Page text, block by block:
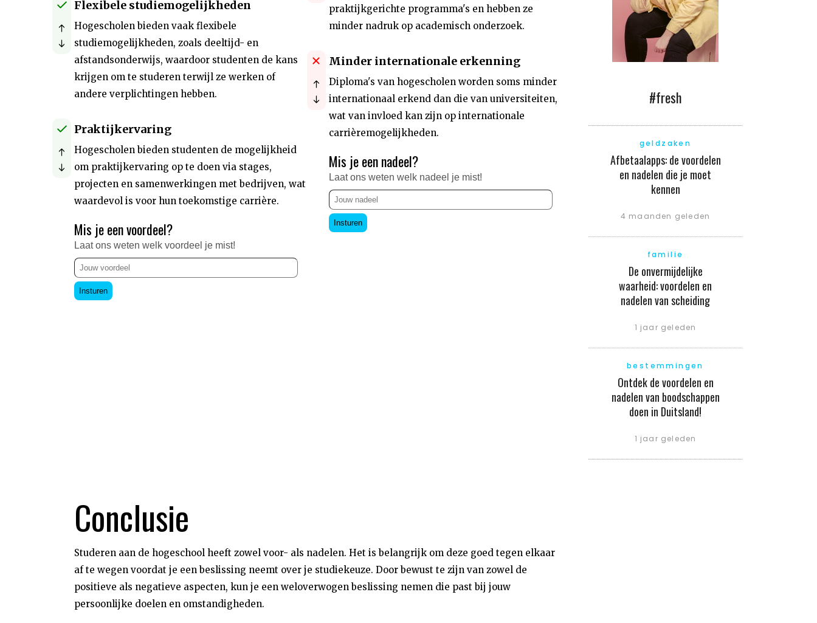
Flexibele studiemogelijkheden
Hogescholen bieden vaak flexibele
studiemogelijkheden, zoals deeltijd- en
afstandsonderwijs, waardoor studenten de kans
krijgen om te studeren terwijl ze werken of
andere verplichtingen hebben.
Praktijkervaring
Hogescholen bieden studenten de mogelijkheid
om praktijkervaring op te doen via stages,
projecten en samenwerkingen met bedrijven, wat
waardevol is voor hun toekomstige carrière.
Mis je een voordeel?
Laat ons weten welk voordeel je mist!
Insturen
praktijkgerichte programma's en hebben ze
minder nadruk op academisch onderzoek.
Minder internationale erkenning
Diploma's van hogescholen worden soms minder
internationaal erkend dan die van universiteiten,
wat van invloed kan zijn op internationale
carrièremogelijkheden.
Mis je een nadeel?
Laat ons weten welk nadeel je mist!
Insturen
Conclusie
Studeren aan de hogeschool heeft zowel voor- als nadelen. Het is belangrijk om deze goed tegen elkaar
af te wegen voordat je een beslissing neemt over je studiekeuze. Door bewust te zijn van zowel de
positieve als negatieve aspecten, kun je een weloverwogen beslissing nemen die past bij jouw
persoonlijke doelen en omstandigheden.
#fresh
geldzaken
Afbetaalapps: de voordelen
en nadelen die je moet
kennen
4 maanden geleden
familie
De onvermijdelijke
waarheid: voordelen en
nadelen van scheiding
1 jaar geleden
bestemmingen
Ontdek de voordelen en
nadelen van boodschappen
doen in Duitsland!
1 jaar geleden